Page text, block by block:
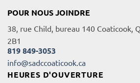
POUR NOUS JOINDRE
38, rue Child, bureau 140 Coaticook,
2B1
819 849-3053
info@sadccoaticook.ca
HEURES D'OUVERTURE